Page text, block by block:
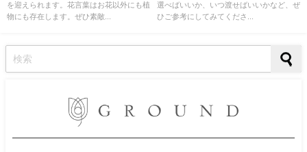
を迎えられます。花言葉はお花以外にも植
物にも存在します。ぜひ素敵...
選べばいいか、いつ渡せばいいかなど、ぜ
ひご参考にしてみてくださ...